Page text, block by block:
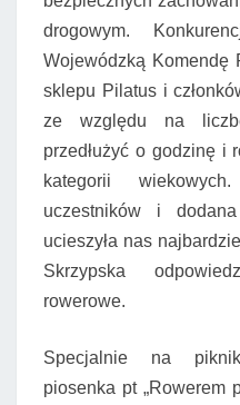
drogowym.
Wojewódzką
sklepu Pilatus i
ze względu na
przedłużyć o godzinę i
kategorii
uczestników i
ucieszyła nas
Skrzypska
rowerowe.
Specjalnie na
piosenka pt „Rowerem